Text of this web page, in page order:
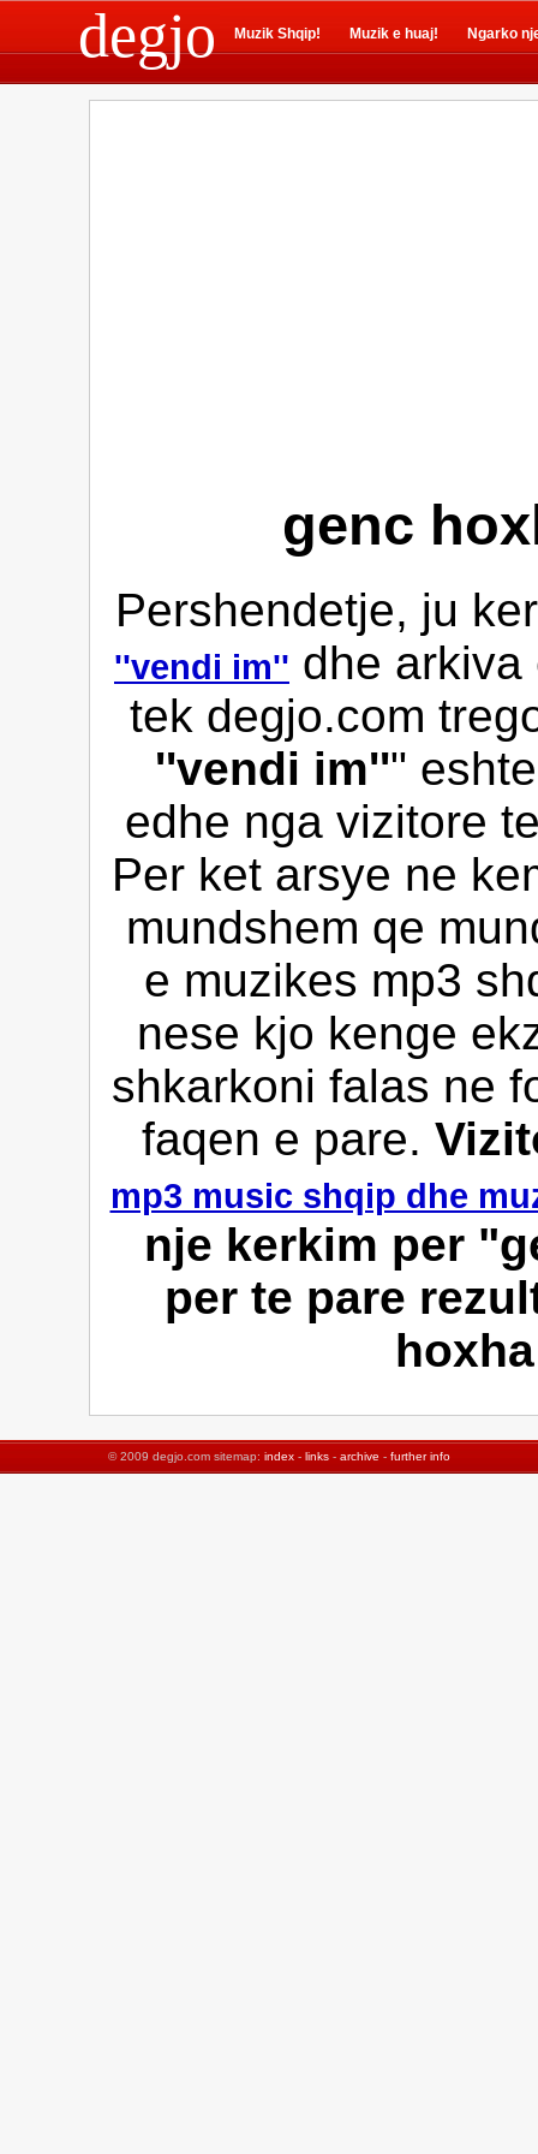
degjo Muzik Shqip! Muzik e huaj! Ngarko
genc
Pershendetje, ju
''vendi im'' dhe arkiva
tek degjo.com
''vendi im''"
edhe nga vizitore
Per ket arsye ne
mundshem qe
e muzikes mp3
nese kjo kenge
shkarkoni falas ne
faqen e pare.
mp3 music shqip dhe
nje kerkim per
per te pare
© 2009 degjo.com sitemap: index - links - archive - further info